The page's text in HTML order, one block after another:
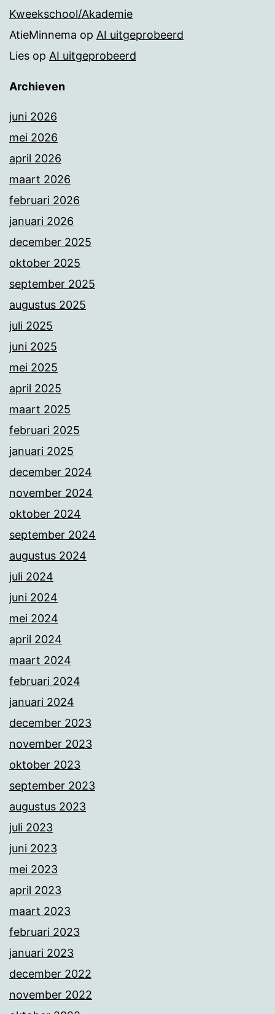
Kweekschool/Akademie
AtieMinnema op AI uitgeprobeerd
Lies op AI uitgeprobeerd
Archieven
juni 2026
mei 2026
april 2026
maart 2026
februari 2026
januari 2026
december 2025
oktober 2025
september 2025
augustus 2025
juli 2025
juni 2025
mei 2025
april 2025
maart 2025
februari 2025
januari 2025
december 2024
november 2024
oktober 2024
september 2024
augustus 2024
juli 2024
juni 2024
mei 2024
april 2024
maart 2024
februari 2024
januari 2024
december 2023
november 2023
oktober 2023
september 2023
augustus 2023
juli 2023
juni 2023
mei 2023
april 2023
maart 2023
februari 2023
januari 2023
december 2022
november 2022